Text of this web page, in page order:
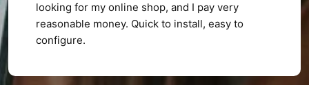
looking for my online shop, and I pay very
reasonable money. Quick to install, easy to
configure.